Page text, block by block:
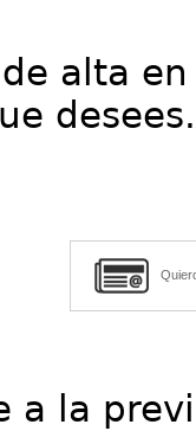
alta
desees.
a la